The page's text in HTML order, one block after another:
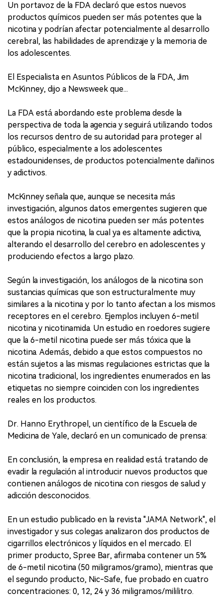
Un portavoz de la FDA declaró que estos nuevos
productos químicos pueden ser más potentes que la
nicotina y podrían afectar potencialmente al desarrollo
cerebral, las habilidades de aprendizaje y la memoria de
los adolescentes.
El Especialista en Asuntos Públicos de la FDA, Jim
McKinney, dijo a Newsweek que...
La FDA está abordando este problema desde la
perspectiva de toda la agencia y seguirá utilizando todos
los recursos dentro de su autoridad para proteger al
público, especialmente a los adolescentes
estadounidenses, de productos potencialmente dañinos
y adictivos.
McKinney señala que, aunque se necesita más
investigación, algunos datos emergentes sugieren que
estos análogos de nicotina pueden ser más potentes
que la propia nicotina, la cual ya es altamente adictiva,
alterando el desarrollo del cerebro en adolescentes y
produciendo efectos a largo plazo.
Según la investigación, los análogos de la nicotina son
sustancias químicas que son estructuralmente muy
similares a la nicotina y por lo tanto afectan a los mismos
receptores en el cerebro. Ejemplos incluyen 6-metil
nicotina y nicotinamida. Un estudio en roedores sugiere
que la 6-metil nicotina puede ser más tóxica que la
nicotina. Además, debido a que estos compuestos no
están sujetos a las mismas regulaciones estrictas que la
nicotina tradicional, los ingredientes enumerados en las
etiquetas no siempre coinciden con los ingredientes
reales en los productos.
Dr. Hanno Erythropel, un científico de la Escuela de
Medicina de Yale, declaró en un comunicado de prensa:
En conclusión, la empresa en realidad está tratando de
evadir la regulación al introducir nuevos productos que
contienen análogos de nicotina con riesgos de salud y
adicción desconocidos.
En un estudio publicado en la revista "JAMA Network", el
investigador y sus colegas analizaron dos productos de
cigarrillos electrónicos y líquidos en el mercado. El
primer producto, Spree Bar, afirmaba contener un 5%
de 6-metil nicotina (50 miligramos/gramo), mientras que
el segundo producto, Nic-Safe, fue probado en cuatro
concentraciones: 0, 12, 24 y 36 miligramos/mililitro.